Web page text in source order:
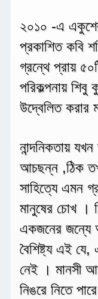
২০১০ -এ একুশের
প্রকাশিত কবি
গ্রন্থে প্রায়
পরিকল্পনায়
উদ্বেলিত করার
নান্দনিকতায়
আচছন্ন ,ঠিক
সাহিত্যে এমন
মানুষের চোখ
একজনের জন্যে
বৈশিষ্ট্য এই
নেই । মানসী
নিঙরে নিতে